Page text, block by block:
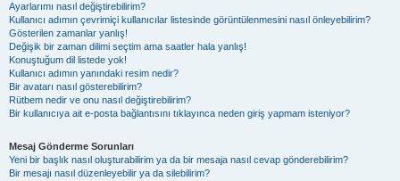
Ayarlarımı nasıl değiştirebilirim?
Kullanıcı adımın çevrimiçi kullanıcılar listesinde görüntülenmesini nasıl önleyebilirim?
Gösterilen zamanlar yanlış!
Değişik bir zaman dilimi seçtim ama saatler hala yanlış!
Konuştuğum dil listede yok!
Kullanıcı adımın yanındaki resim nedir?
Bir avatarı nasıl gösterebilirim?
Rütbem nedir ve onu nasıl değiştirebilirim?
Bir kullanıcıya ait e-posta bağlantısını tıklayınca neden giriş yapmam isteniyor?
Mesaj Gönderme Sorunları
Yeni bir başlık nasıl oluşturabilirim ya da bir mesaja nasıl cevap gönderebilirim?
Bir mesajı nasıl düzenleyebilir ya da silebilirim?